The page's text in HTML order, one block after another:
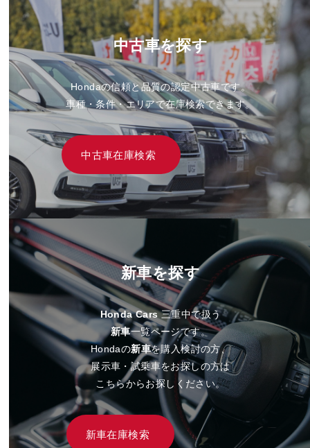
中古車を探す
Hondaの信頼と品質の認定中古車です。
車種・条件・エリアで在庫検索できます。
中古車在庫検索
新車を探す
Honda Cars三重中で扱う
新車一覧ページです。
Hondaの新車を購入検討の方、
展示車・試乗車をお探しの方は
こちらからお探しください。
新車在庫検索